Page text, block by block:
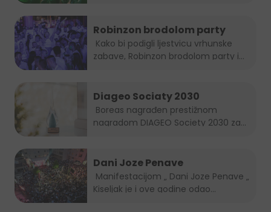
Robinzon brodolom party
zabave, Robinzon brodolom party i
Diageo Sociaty 2030
nagradom DIAGEO Society 2030 za...
Dani Joze Penave
Kiseljak je i ove godine odao...